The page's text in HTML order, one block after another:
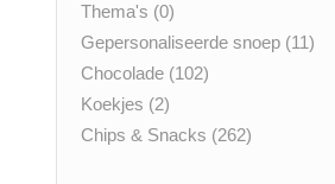
Thema's (0)
Gepersonaliseerde snoep (11)
Chocolade (102)
Koekjes (2)
Chips & Snacks (262)